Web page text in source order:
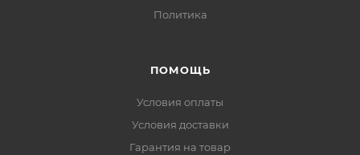
Политика
ПОМОЩЬ
Условия оплаты
Условия доставки
Гарантия на товар